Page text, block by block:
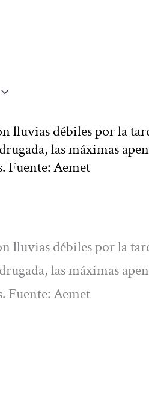
lluvias débiles por la
las máximas
Fuente: Aemet
lluvias débiles por la
las máximas
Fuente: Aemet